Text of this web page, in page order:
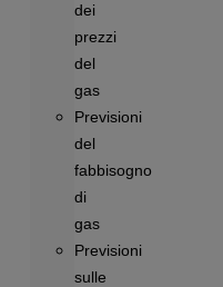
dei
prezzi
del
gas
Previsioni
del
fabbisogno
di
gas
Previsioni
sulle